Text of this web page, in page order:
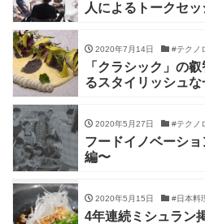
人によるトークセッ
2020年7月14日 #テクノ
「クラシック」の
るスタイリッシュな
2020年5月27日 #テクノ
フードイノベーシ
編〜
2020年5月15日 #日本料
4年連続ミシュラン